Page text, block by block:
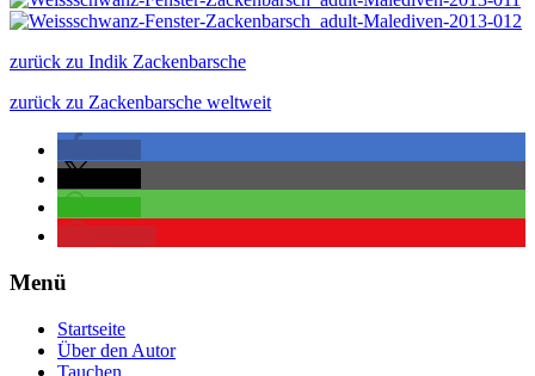
zurück zu Indik Zackenbarsche
zurück zu Zackenbarsche weltweit
Menü
Startseite
Über den Autor
Tauchen